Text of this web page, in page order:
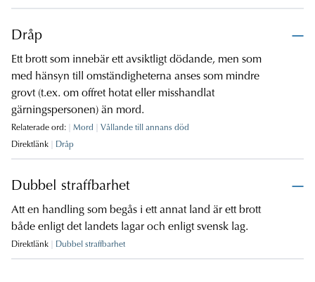
Dråp
Ett brott som innebär ett avsiktligt dödande, men som
med hänsyn till omständigheterna anses som mindre
grovt (t.ex. om offret hotat eller misshandlat
gärningspersonen) än mord.
Relaterade ord: Mord
Vållande till annans död
Direktlänk
Dråp
Dubbel straffbarhet
Att en handling som begås i ett annat land är ett brott
både enligt det landets lagar och enligt svensk lag.
Direktlänk Dubbel straffbarhet